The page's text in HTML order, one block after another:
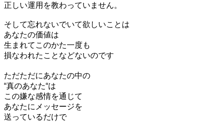
正しい運用を教わっていません。
そして忘れないでいて欲しいことは
あなたの価値は
生まれてこのかた一度も
損なわれたことなどないのです
ただただにあなたの中の
“真のあなた“は
この嫌な感情を通じて
あなたにメッセージを
送っているだけで